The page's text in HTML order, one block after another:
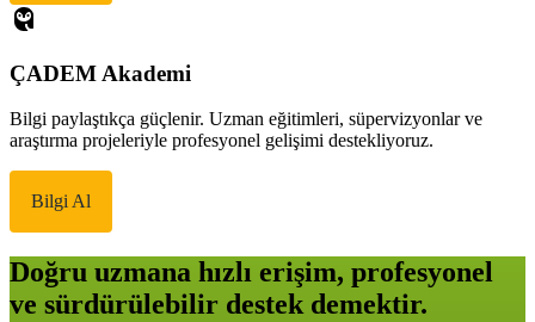
ÇADEM Akademi
Bilgi paylaştıkça güçlenir. Uzman eğitimleri, süpervizyonlar ve
araştırma projeleriyle profesyonel gelişimi destekliyoruz.
Bilgi Al
Doğru uzmana hızlı erişim, profesyonel
ve sürdürülebilir destek demektir.